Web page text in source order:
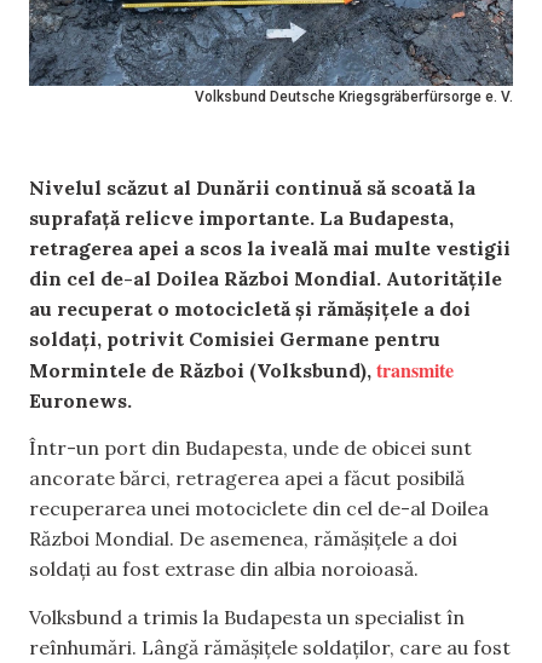
Volksbund Deutsche Kriegsgräberfürsorge e. V.
Nivelul scăzut al Dunării continuă să scoată la
suprafață relicve importante. La Budapesta,
retragerea apei a scos la iveală mai multe vestigii
din cel de-al Doilea Război Mondial. Autoritățile
au recuperat o motocicletă și rămășițele a doi
soldați, potrivit Comisiei Germane pentru
Mormintele de Război (Volksbund), transmite
Euronews.
Într-un port din Budapesta, unde de obicei sunt
ancorate bărci, retragerea apei a făcut posibilă
recuperarea unei motociclete din cel de-al Doilea
Război Mondial. De asemenea, rămășițele a doi
soldați au fost extrase din albia noroioasă.
Volksbund a trimis la Budapesta un specialist în
reînhumări. Lângă rămășițele soldaților, care au fost